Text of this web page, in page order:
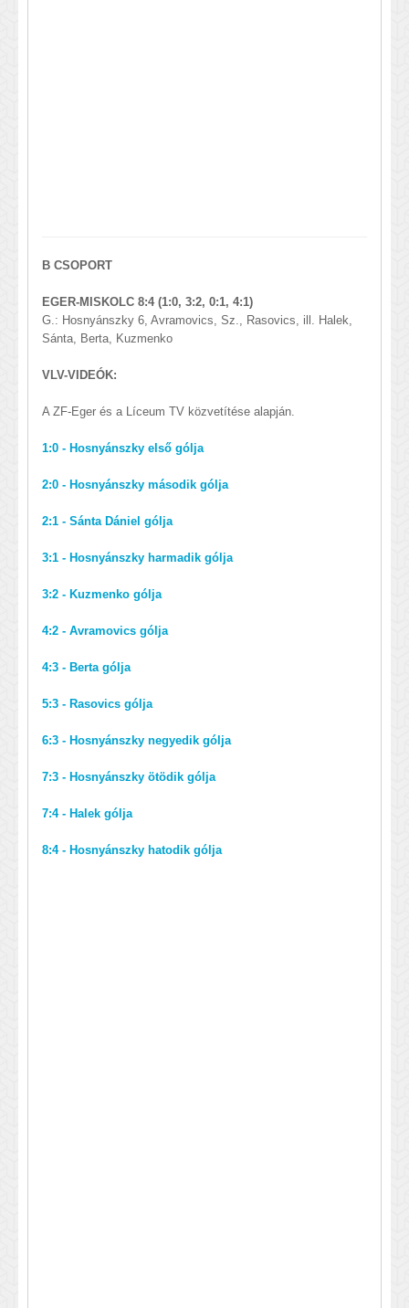
B CSOPORT
EGER-MISKOLC 8:4 (1:0, 3:2, 0:1, 4:1)
G.: Hosnyánszky 6, Avramovics, Sz., Rasovics, ill. Halek,
Sánta, Berta, Kuzmenko
VLV-VIDEÓK:
A ZF-Eger és a Líceum TV közvetítése alapján.
1:0 - Hosnyánszky első gólja
2:0 - Hosnyánszky második gólja
2:1 - Sánta Dániel gólja
3:1 - Hosnyánszky harmadik gólja
3:2 - Kuzmenko gólja
4:2 - Avramovics gólja
4:3 - Berta gólja
5:3 - Rasovics gólja
6:3 - Hosnyánszky negyedik gólja
7:3 - Hosnyánszky ötödik gólja
7:4 - Halek gólja
8:4 - Hosnyánszky hatodik gólja